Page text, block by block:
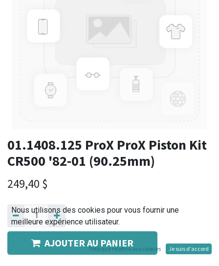
01.1408.125 ProX ProX Piston Kit
CR500 '82-01 (90.25mm)
249,40 $
AJOUTER AU PANIER
Nous utilisons des cookies pour vous fournir une
meilleure expérience utilisateur.
Politique relative aux cookies Je suis d'accord